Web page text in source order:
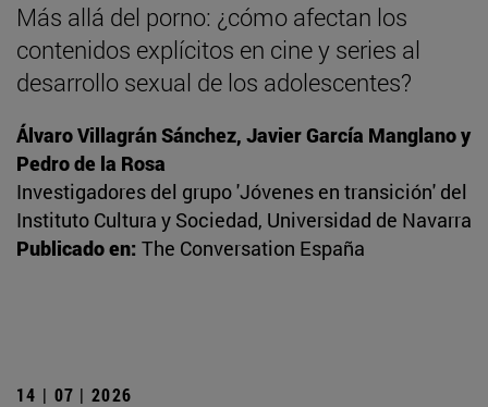
Más allá del porno: ¿cómo afectan los
contenidos explícitos en cine y series al
desarrollo sexual de los adolescentes?
Álvaro Villagrán Sánchez, Javier García Manglano y
Pedro de la Rosa
Investigadores del grupo 'Jóvenes en transición' del
Instituto Cultura y Sociedad, Universidad de Navarra
Publicado en: The Conversation España
14 | 07 | 2026